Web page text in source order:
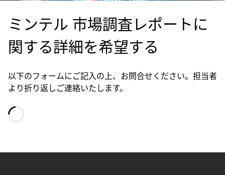
ミンテル 市場調査レポートに
関する詳細を希望する
以下のフォームにご記入の上、お問合せください。担当者
より折り返しご連絡いたします。